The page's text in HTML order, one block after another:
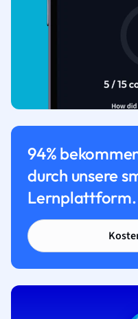
94%
durch unsere
Lernplattform.